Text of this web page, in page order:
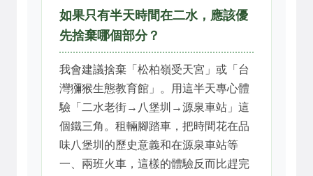
如果只有半天時間在二水，應該優
先捨棄哪個部分？
我會建議捨棄「松柏嶺受天宮」或「台
灣獼猴生態教育館」。用這半天專心體
驗「二水老街→八堡圳→源泉車站」這
個鐵三角。租輛腳踏車，把時間花在品
味八堡圳的歷史意義和在源泉車站等
一、兩班火車，這樣的體驗反而比趕完